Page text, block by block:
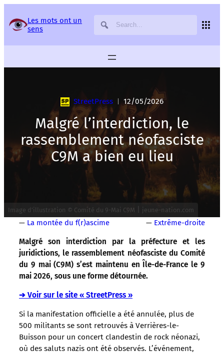
Les mots ont un
sens
StreetPress 12/05/2026
Malgré l’interdiction, le
rassemblement néofasciste
C9M a bien eu lieu
Image d’illustration © Comité du 9-Mai C9M jeune-nation.com
— La montée du f(r)ascime — Extrême-droite
Malgré son interdiction par la préfecture et les
juridictions, le rassemblement néofasciste du Comité
du 9 mai (C9M) s’est maintenu en Île-de-France le 9
mai 2026, sous une forme détournée.
➔ Voir sur le site « StreetPress »
Si la manifestation officielle a été annulée, plus de
500 militants se sont retrouvés à Verrières-le-
Buisson pour un concert clandestin de rock néonazi,
où des saluts nazis ont été observés. L’événement,
Panneau de gestion des services